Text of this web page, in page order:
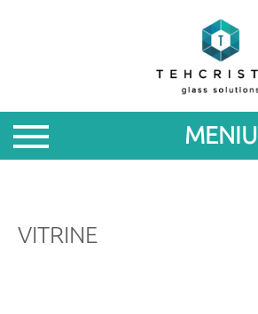
VITRINE
MENIU
DESPRE
NOI